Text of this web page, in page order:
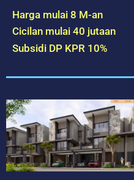
Harga mulai 8 M-an
Cicilan mulai 40 jutaan
Subsidi DP KPR 10%